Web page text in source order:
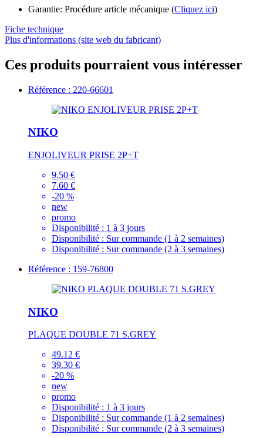
Garantie: Procédure article mécanique (Cliquez ici)
Fiche technique
Plus d'informations (site web du fabricant)
Ces produits pourraient vous intéresser
Référence : 220-66601
NIKO
ENJOLIVEUR PRISE 2P+T
9.50 €
7.60 €
-20 %
new
promo
Disponibilité : 1 à 3 jours
Disponibilité : Sur commande (1 à 2 semaines)
Disponibilité : Sur commande (2 à 3 semaines)
Référence : 159-76800
NIKO
PLAQUE DOUBLE 71 S.GREY
49.12 €
39.30 €
-20 %
new
promo
Disponibilité : 1 à 3 jours
Disponibilité : Sur commande (1 à 2 semaines)
Disponibilité : Sur commande (2 à 3 semaines)